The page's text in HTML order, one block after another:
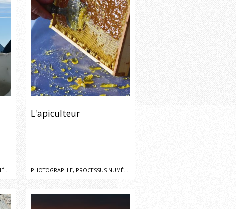
PHOTOGRAPHIE, PROCESSUS NUMÉRIQUE
L'apiculteur
PHOTOGRAPHIE, PROCESSUS NUMÉRIQUE